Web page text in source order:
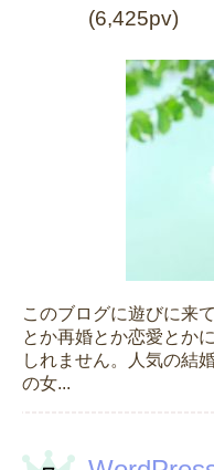
(6,425pv)
このブログに遊びに来
とか再婚とか恋愛とか
しれません。人気の結
の女...